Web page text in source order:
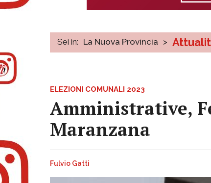
Sei in: La Nuova Provincia >
ELEZIONI COMUNALI 2023
Amministrative,
Maranzana
Fulvio Gatti